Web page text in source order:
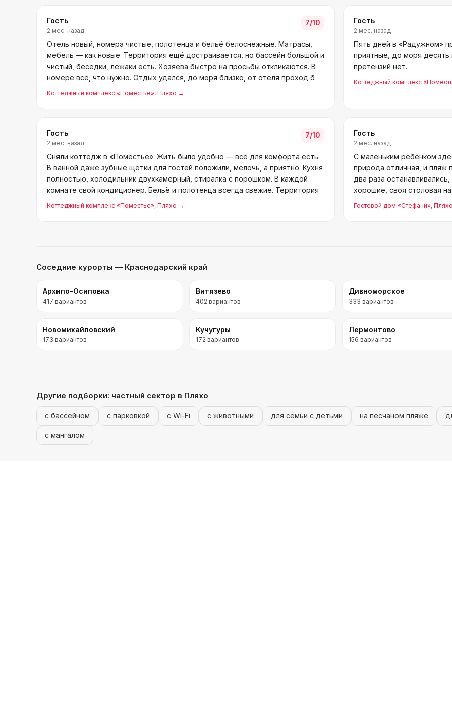
Гость
2 мес. назад
7/10
Отель новый, номера чистые, полотенца и бельё белоснежные. Матрасы,
мебель — как новые. Территория ещё достраивается, но бассейн большой и
чистый, беседки, лежаки есть. Хозяева быстро на просьбы откликаются. В
номере всё, что нужно. Отдых удался, до моря близко, от отеля проход б
Коттеджный комплекс «Поместье», Пляхо →
Гость
2 мес. назад
Пять дней в «Радужном»
приятные, до моря десять
претензий нет.
Коттеджный комплекс
Гость
2 мес. назад
7/10
Сняли коттедж в «Поместье». Жить было удобно — всё для комфорта есть.
В ванной даже зубные щётки для гостей положили, мелочь, а приятно. Кухня
полностью, холодильник двухкамерный, стиралка с порошком. В каждой
комнате свой кондиционер. Бельё и полотенца всегда свежие. Территория
Коттеджный комплекс «Поместье», Пляхо →
Гость
2 мес. назад
С маленьким ребёнком
природа отличная, и пляж
два раза
хорошие, своя столовая
Гостевой дом «Стефани», Пляхо
Соседние курорты — Краснодарский край
Архипо-Осиповка
417 вариантов
Витязево
402 вариантов
Дивноморское
333 вариантов
Новомихайловский
173 вариантов
Кучугуры
172 вариантов
Лермонтово
156 вариантов
Другие подборки: частный сектор в Пляхо
с бассейном с парковкой с Wi-Fi с животными для семьи с детьми на песчаном пляже
с мангалом